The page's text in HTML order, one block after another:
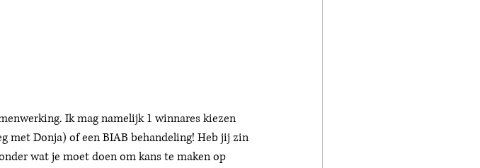
Ik mag namelijk 1 winnares kiezen
met Donja) of een BIAB behandeling! Heb jij zin
wat je moet doen om kans te maken op